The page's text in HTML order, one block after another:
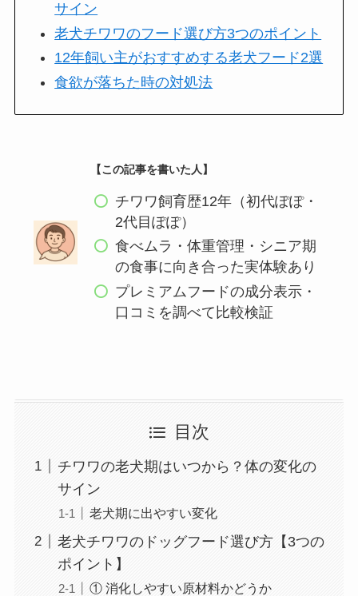
サイン
老犬チワワのフード選び方3つのポイント
12年飼い主がおすすめする老犬フード2選
食欲が落ちた時の対処法
【この記事を書いた人】
チワワ飼育歴12年（初代ぽぽ・
2代目ぽぽ）
食べムラ・体重管理・シニア期
の食事に向き合った実体験あり
プレミアムフードの成分表示・
口コミを調べて比較検証
目次
チワワの老犬期はいつから？体の変化の
サイン
老犬期に出やすい変化
老犬チワワのドッグフード選び方【3つの
ポイント】
① 消化しやすい原材料かどうか